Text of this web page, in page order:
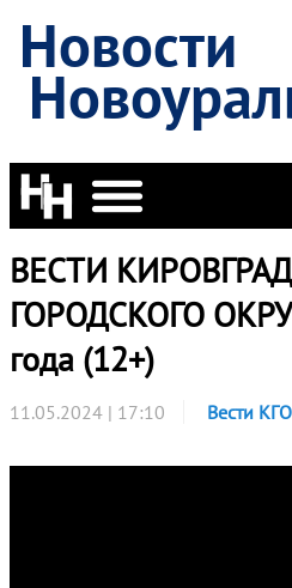
Новости
ВЕСТИ
ГОРОДСКОГО
года (12+)
11.05.2024 | 17:10 Вести КГО